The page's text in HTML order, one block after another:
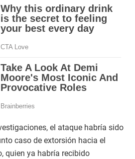
el ataque habría sido
caso de extorsión hacia el
quien ya habría recibido